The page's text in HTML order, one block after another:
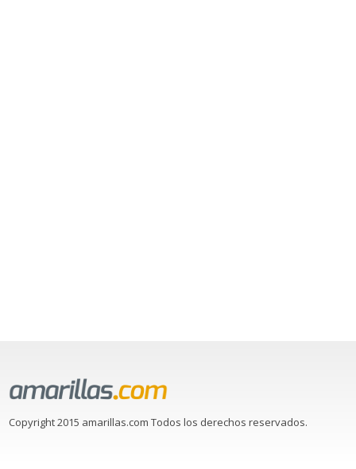
Copyright 2015 amarillas.com Todos los derechos reservados.